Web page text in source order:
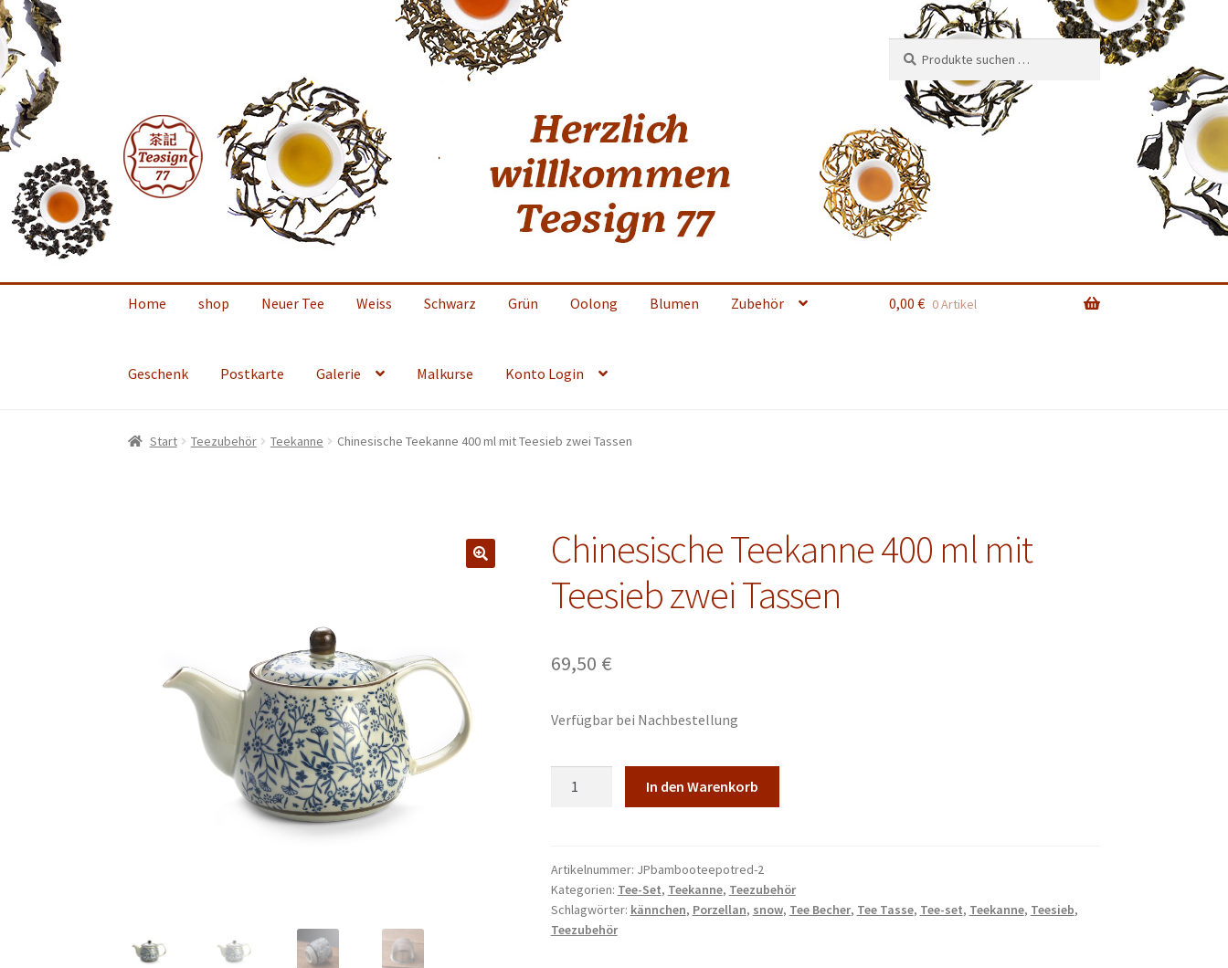
nach:
Home shop Neuer Tee Weiss Schwarz Grün Oolong Blumen Zubehör
Geschenk Postkarte Galerie Malkurse Konto Login
0,00 € 0 Artikel
Start Teezubehör Teekanne Chinesische Teekanne 400 ml mit Teesieb zwei Tassen
Chinesische Teekanne 400 ml mit
Teesieb zwei Tassen
69,50 €
Verfügbar bei Nachbestellung
mit
Teesieb
zwei
Tassen
In den Warenkorb
Artikelnummer: JPbambooteepotred-2
Kategorien: Tee-Set, Teekanne, Teezubehör
Schlagwörter: kännchen, Porzellan, snow, Tee Becher, Tee Tasse, Tee-set, Teekanne, Teesieb,
Teezubehör